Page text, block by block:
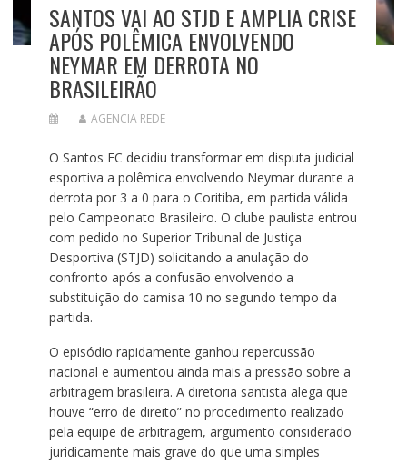
SANTOS VAI AO STJD E AMPLIA CRISE
APÓS POLÊMICA ENVOLVENDO
NEYMAR EM DERROTA NO
BRASILEIRÃO
AGENCIA REDE
O Santos FC decidiu transformar em disputa judicial
esportiva a polêmica envolvendo Neymar durante a
derrota por 3 a 0 para o Coritiba, em partida válida
pelo Campeonato Brasileiro. O clube paulista entrou
com pedido no Superior Tribunal de Justiça
Desportiva (STJD) solicitando a anulação do
confronto após a confusão envolvendo a
substituição do camisa 10 no segundo tempo da
partida.
O episódio rapidamente ganhou repercussão
nacional e aumentou ainda mais a pressão sobre a
arbitragem brasileira. A diretoria santista alega que
houve “erro de direito” no procedimento realizado
pela equipe de arbitragem, argumento considerado
juridicamente mais grave do que uma simples